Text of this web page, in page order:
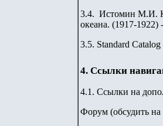
3.4. Истомин М.И.
океана. (1917-1922)
3.5. Standard
4. Ссылки
4.1. Ссылки на
Форум (обсудить на